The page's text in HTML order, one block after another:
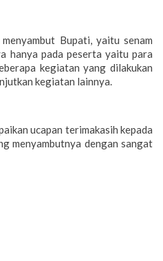
Bupati, yaitu senam
hanya pada peserta yaitu para
kegiatan yang dilakukan
kegiatan lainnya.
ucapan terimakasih kepada
menyambutnya dengan sangat